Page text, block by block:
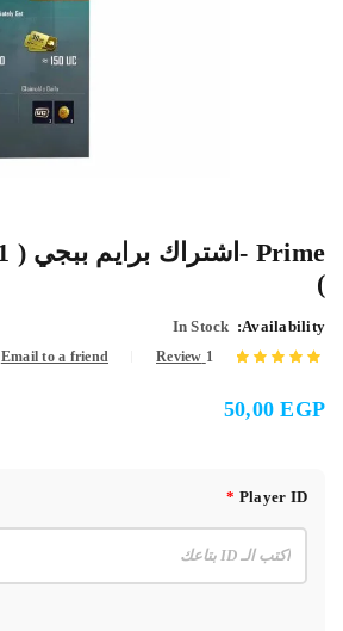
)
Availability:
In Stock
5.00
من 5 بناءً
1
Email to a friend
50,00EGP
Player ID
*